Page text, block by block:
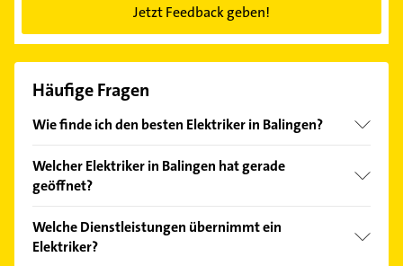
Jetzt Feedback geben!
Häufige Fragen
Wie finde ich den besten Elektriker in Balingen?
Kundenmeinungen und profitieren Sie von den
Empfehlungen. Die Suchergebnisse können Sie sich
Welcher Elektriker in Balingen hat gerade
geöffnet?
Bitte beachten Sie, dass diese an Sonn- und
Feiertagen abweichen können.
Welche Dienstleistungen übernimmt ein
Elektriker?